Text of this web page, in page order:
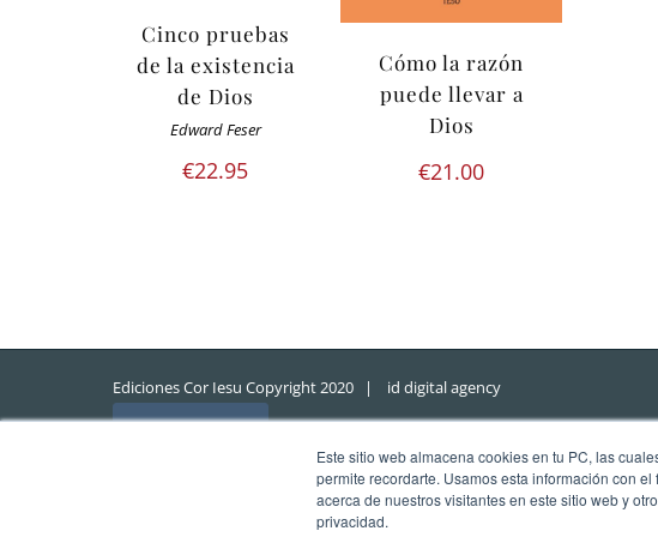
Este sitio web almacena cookies en tu PC, las
permite recordarte. Usamos esta información con
acerca de nuestros visitantes en este sitio web y
privacidad.
Cinco pruebas
de la existencia
de Dios
Edward Feser
€22.95
Cómo la razón
puede llevar a
Dios
€21.00
Ediciones Cor Iesu Copyright 2020 | id digital agency